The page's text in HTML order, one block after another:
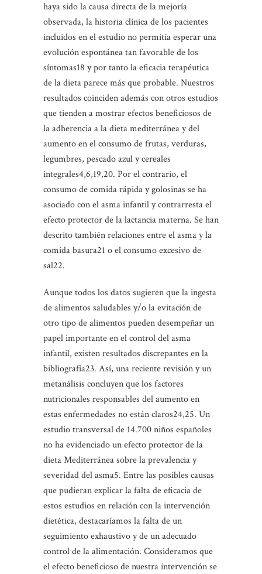
haya sido la causa directa de la mejoría
observada, la historia clínica de los pacientes
incluidos en el estudio no permitía esperar una
evolución espontánea tan favorable de los
síntomas18 y por tanto la eficacia terapéutica
de la dieta parece más que probable. Nuestros
resultados coinciden además con otros estudios
que tienden a mostrar efectos beneficiosos de
la adherencia a la dieta mediterránea y del
aumento en el consumo de frutas, verduras,
legumbres, pescado azul y cereales
integrales4,6,19,20. Por el contrario, el
consumo de comida rápida y golosinas se ha
asociado con el asma infantil y contrarresta el
efecto protector de la lactancia materna. Se han
descrito también relaciones entre el asma y la
comida basura21 o el consumo excesivo de
sal22.
Aunque todos los datos sugieren que la ingesta
de alimentos saludables y/o la evitación de
otro tipo de alimentos pueden desempeñar un
papel importante en el control del asma
infantil, existen resultados discrepantes en la
bibliografía23. Así, una reciente revisión y un
metanálisis concluyen que los factores
nutricionales responsables del aumento en
estas enfermedades no están claros24,25. Un
estudio transversal de 14.700 niños españoles
no ha evidenciado un efecto protector de la
dieta Mediterránea sobre la prevalencia y
severidad del asma5. Entre las posibles causas
que pudieran explicar la falta de eficacia de
estos estudios en relación con la intervención
dietética, destacaríamos la falta de un
seguimiento exhaustivo y de un adecuado
control de la alimentación. Consideramos que
el efecto beneficioso de nuestra intervención se